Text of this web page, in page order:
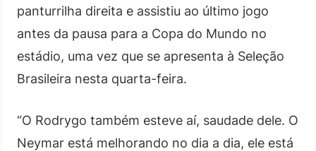
panturrilha direita e assistiu ao último jogo
antes da pausa para a Copa do Mundo no
estádio, uma vez que se apresenta à Seleção
Brasileira nesta quarta-feira.
“O Rodrygo também esteve aí, saudade dele. O
Neymar está melhorando no dia a dia, ele está